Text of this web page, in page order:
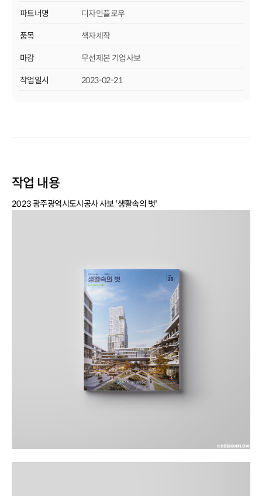
파트너명 디자인플로우
품목 책자제작
마감 무선제본 기업사보
작업일시 2023-02-21
작업 내용
2023 광주광역시도시공사 사보 '생활속의 벗'